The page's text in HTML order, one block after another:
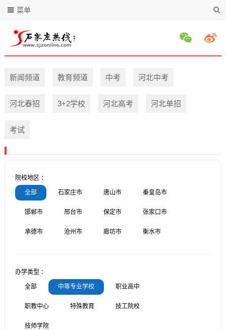
菜单
新闻频道 教育频道 中考 河北中考
河北春招 3+2学校 河北高考 河北单招
考试
院校地区 ：
全部 石家庄市 唐山市 秦皇岛市
邯郸市 邢台市 保定市 张家口市
承德市 沧州市 廊坊市 衡水市
办学类型 ：
全部 中等专业学校 职业高中
职教中心 特殊教育 技工院校
技师学院